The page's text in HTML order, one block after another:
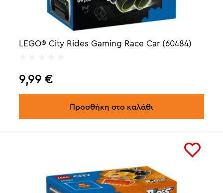
LEGO® City Rides Gaming Race Car (60484)
9,99 €
Προσθήκη στο καλάθι